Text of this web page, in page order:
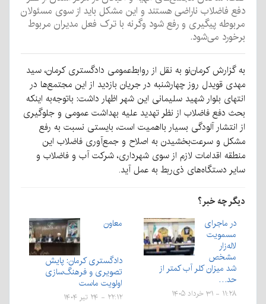
دفع فاضلاب ناراضی هستند و این مشکل باید از سوی مسئولان
مربوطه پیگیری و رفع شود وگرنه با ترک فعل مدیران مربوط
برخورد می‌شود.
به گزارش کرمان‌نو به نقل از روابط‌عمومی دادگستری کرمان، سید
مهدی قویدل روز چهارشنبه در جریان بازدید از این مجتمع‌ها در
انتهای بلوار شهید سلیمانی این شهر اظهار داشت: باتوجه‌به اینکه
بحث دفع فاضلاب از نظر تهدید علیه بهداشت عمومی و جلوگیری
از انتشار آلودگی بسیار بااهمیت است، بایستی نسبت به رفع
مشکل و سرعت‌بخشیدن به اصلاح و جمع‌آوری فاضلاب این
منطقه اقدامات لازم از سوی شهرداری، شرکت آب و فاضلاب و
سایر دستگاه‌های ذی‌ربط به عمل آید.
دیگر چه خبر؟
در ماجرای
مسمویت
لاله‌زار
مشخص
شد میزان کلر آب کمتر از
حد…
۱۱:۲۸ - ۳۱ خرداد ۱۴۰۵
معاون
دادگستری کرمان: پایش
تصویری و فرهنگ‌سازی
اولویت ماست
۲۲:۱۲ - ۲۴ تیر ۱۴۰۴